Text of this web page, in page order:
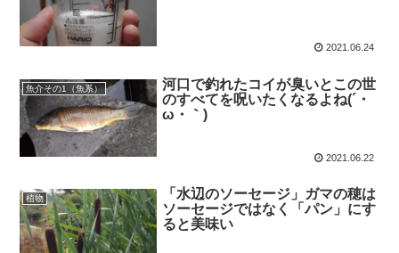
2021.06.24
魚介その1（魚系）
河口で釣れたコイが臭いとこの世
のすべてを呪いたくなるよね(´・
ω・｀)
2021.06.22
植物
「水辺のソーセージ」ガマの穂は
ソーセージではなく「パン」にす
ると美味い